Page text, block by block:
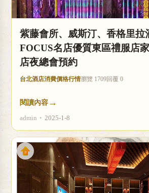
紫藤會所、威斯汀、香格里拉
FOCUS名店優質東區禮服店
店夜總會預約
台北酒店消費價格行情瀏覽 1709回覆 0
閱讀內容 →
admin • 2025-1-8